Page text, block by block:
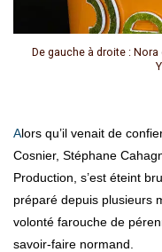
De gauche à droite :
Alors qu’il venait de confier les clés de son entreprise à Aodren
Cosnier, Stéphane
Production, s’est éteint
préparé depuis plusieurs
volonté farouche de
savoir-faire normand.